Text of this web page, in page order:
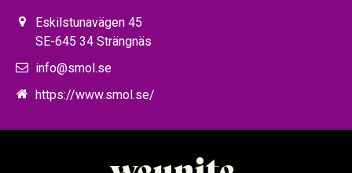
Eskilstunavägen 45
SE-645 34 Strängnäs
info@smol.se
https://www.smol.se/